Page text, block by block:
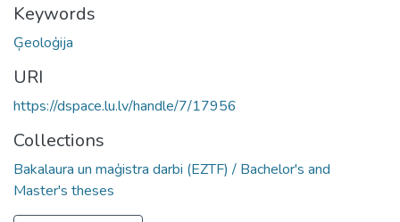
Keywords
Ģeoloģija
URI
https://dspace.lu.lv/handle/7/17956
Collections
Bakalaura un maģistra darbi (EZTF) / Bachelor's and
Master's theses